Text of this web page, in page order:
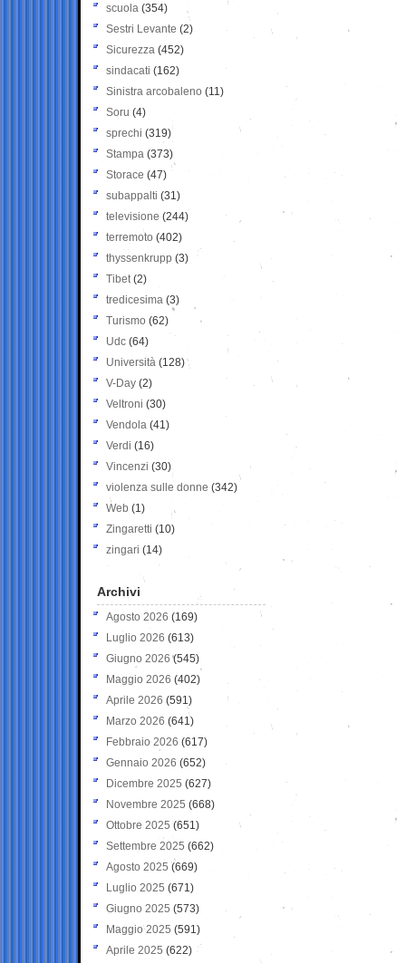
scuola (354)
Sestri Levante (2)
Sicurezza (452)
sindacati (162)
Sinistra arcobaleno (11)
Soru (4)
sprechi (319)
Stampa (373)
Storace (47)
subappalti (31)
televisione(244)
terremoto (402)
thyssenkrupp (3)
Tibet(2)
tredicesima (3)
Turismo (62)
Udc (64)
Università (128)
V-Day (2)
Veltroni (30)
Vendola (41)
Verdi (16)
Vincenzi (30)
violenza sulle donne (342)
Web (1)
Zingaretti (10)
zingari (14)
Archivi
Agosto 2026 (169)
Luglio 2026 (613)
Giugno 2026 (545)
Maggio 2026 (402)
Aprile 2026 (591)
Marzo 2026 (641)
Febbraio 2026 (617)
Gennaio 2026 (652)
Dicembre 2025 (627)
Novembre 2025 (668)
Ottobre 2025 (651)
Settembre 2025 (662)
Agosto 2025 (669)
Luglio 2025 (671)
Giugno 2025 (573)
Maggio 2025 (591)
Aprile 2025 (622)